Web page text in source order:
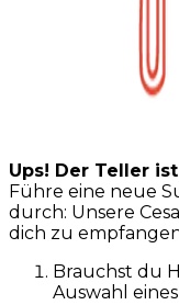
Ups! Der Teller
Führe eine neue
durch: Unsere
dich zu
Brauchst du
Auswahl